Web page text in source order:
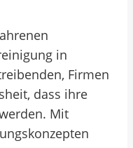
in
Firmen
dass ihre
Mit